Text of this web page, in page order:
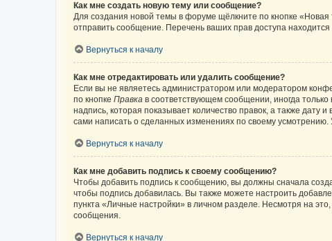
Как мне создать новую тему или сообщение?
Для создания новой темы в форуме щёлкните по кнопке
отправить сообщение. Перечень ваших прав доступа
Вернуться к началу
Как мне отредактировать или удалить сообщение?
Если вы не являетесь администратором или модератором
по кнопке Правка в соответствующем сообщении, иногда
надпись, которая показывает количество правок, а также
сами написать о сделанных изменениях по своему
Вернуться к началу
Как мне добавить подпись к своему сообщению?
Чтобы добавить подпись к сообщению, вы должны сначала
чтобы подпись добавилась. Вы также можете настроить
пункта «Личные настройки» в личном разделе. Несмотря на
сообщения.
Вернуться к началу